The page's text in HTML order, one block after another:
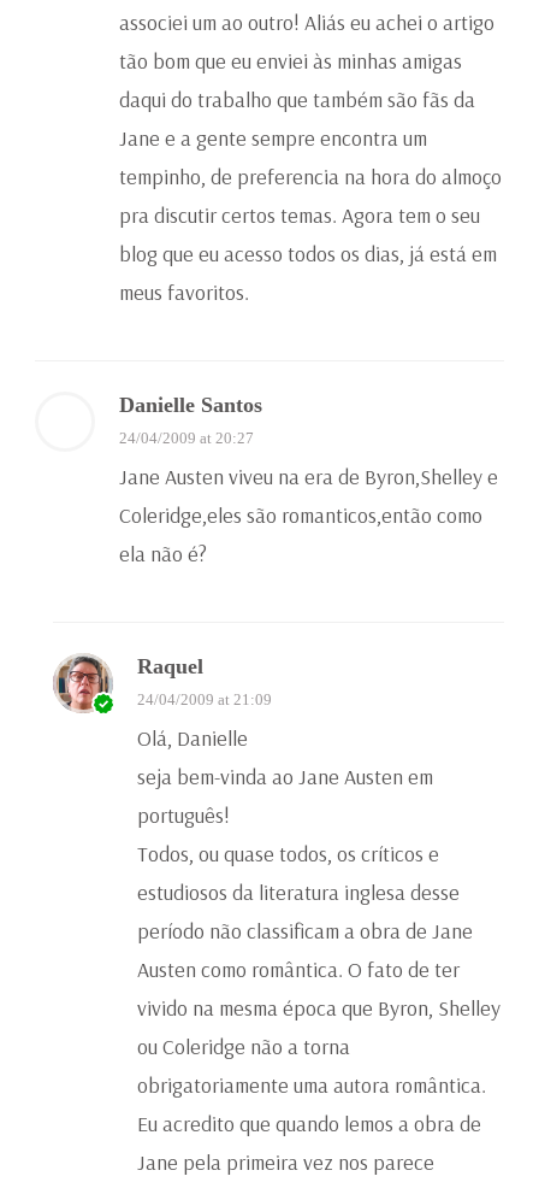
associei um ao outro! Aliás eu achei o artigo
tão bom que eu enviei às minhas amigas
daqui do trabalho que também são fãs da
Jane e a gente sempre encontra um
tempinho, de preferencia na hora do almoço
pra discutir certos temas. Agora tem o seu
blog que eu acesso todos os dias, já está em
meus favoritos.
Danielle Santos
24/04/2009 at 20:27
Jane Austen viveu na era de Byron,Shelley e
Coleridge,eles são romanticos,então como
ela não é?
Raquel
24/04/2009 at 21:09
Olá, Danielle
seja bem-vinda ao Jane Austen em
português!
Todos, ou quase todos, os críticos e
estudiosos da literatura inglesa desse
período não classificam a obra de Jane
Austen como romântica. O fato de ter
vivido na mesma época que Byron, Shelley
ou Coleridge não a torna
obrigatoriamente uma autora romântica.
Eu acredito que quando lemos a obra de
Jane pela primeira vez nos parece